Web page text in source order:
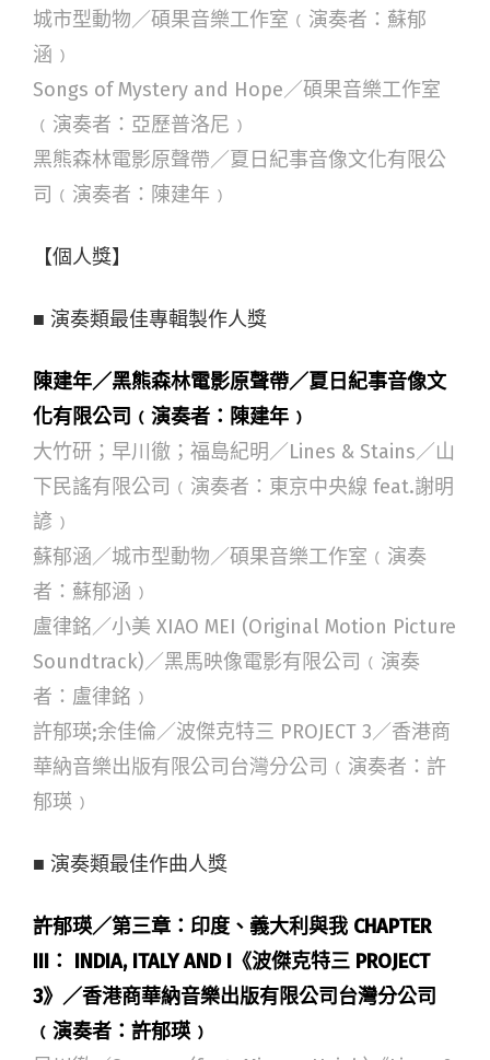
城市型動物／碩果音樂工作室﹙演奏者：蘇郁
涵﹚
Songs of Mystery and Hope／碩果音樂工作室
﹙演奏者：亞歷普洛尼﹚
黑熊森林電影原聲帶／夏日紀事音像文化有限公
司﹙演奏者：陳建年﹚
【個人獎】
■ 演奏類最佳專輯製作人獎
陳建年／黑熊森林電影原聲帶／夏日紀事音像文
化有限公司﹙演奏者：陳建年﹚
大竹研；早川徹；福島紀明／Lines & Stains／山
下民謠有限公司﹙演奏者：東京中央線 feat.謝明
諺﹚
蘇郁涵／城市型動物／碩果音樂工作室﹙演奏
者：蘇郁涵﹚
盧律銘／小美 XIAO MEI (Original Motion Picture
Soundtrack)／黑馬映像電影有限公司﹙演奏
者：盧律銘﹚
許郁瑛;余佳倫／波傑克特三 PROJECT 3／香港商
華納音樂出版有限公司台灣分公司﹙演奏者：許
郁瑛﹚
■ 演奏類最佳作曲人獎
許郁瑛／第三章：印度、義大利與我 CHAPTER
III： INDIA, ITALY AND I《波傑克特三 PROJECT
3》／香港商華納音樂出版有限公司台灣分公司
﹙演奏者：許郁瑛﹚